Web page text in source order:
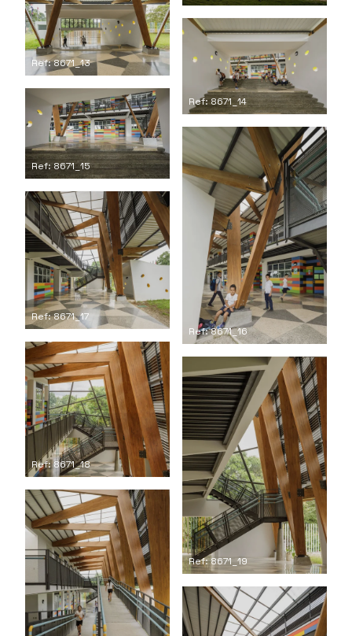
Ref: 8671_13
Ref: 8671_14
Ref: 8671_15
Ref: 8671_16
Ref: 8671_17
Ref: 8671_18
Ref: 8671_19